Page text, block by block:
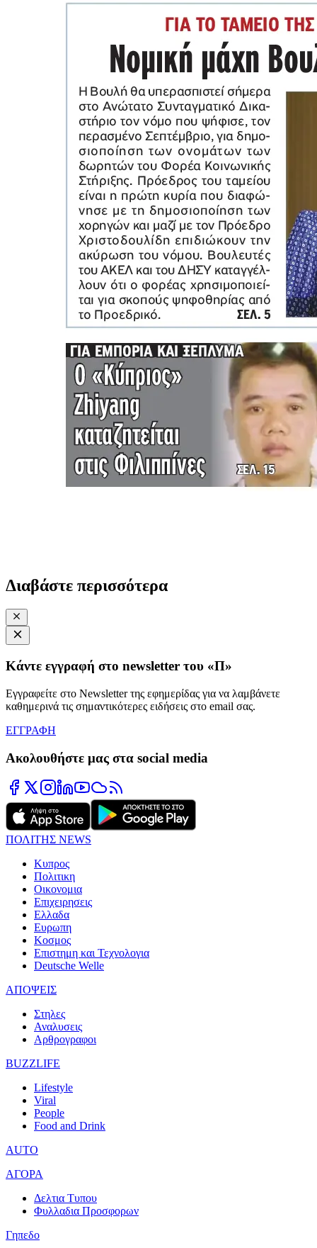
Διαβάστε περισσότερα
Κάντε εγγραφή στο newsletter του «Π»
Εγγραφείτε στο Newsletter της εφημερίδας για να λαμβάνετε
καθημερινά τις σημαντικότερες ειδήσεις στο email σας.
ΕΓΓΡΑΦΗ
Ακολουθήστε μας στα social media
ΠΟΛΙΤΗΣ NEWS
Κυπρος
Πολιτικη
Οικονομια
Επιχειρησεις
Ελλαδα
Ευρωπη
Κοσμος
Επιστημη και Τεχνολογια
Deutsche Welle
ΑΠΟΨΕΙΣ
Στηλες
Αναλυσεις
Αρθρογραφοι
BUZZLIFE
Lifestyle
Viral
People
Food and Drink
AUTO
ΑΓΟΡΑ
Δελτια Τυπου
Φυλλαδια Προσφορων
Γηπεδο